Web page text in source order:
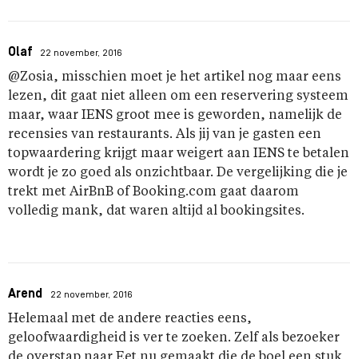
Olaf 22 november, 2016
@Zosia, misschien moet je het artikel nog maar eens
lezen, dit gaat niet alleen om een reservering systeem
maar, waar IENS groot mee is geworden, namelijk de
recensies van restaurants. Als jij van je gasten een
topwaardering krijgt maar weigert aan IENS te betalen
wordt je zo goed als onzichtbaar. De vergelijking die je
trekt met AirBnB of Booking.com gaat daarom
volledig mank, dat waren altijd al bookingsites.
Arend 22 november, 2016
Helemaal met de andere reacties eens,
geloofwaardigheid is ver te zoeken. Zelf als bezoeker